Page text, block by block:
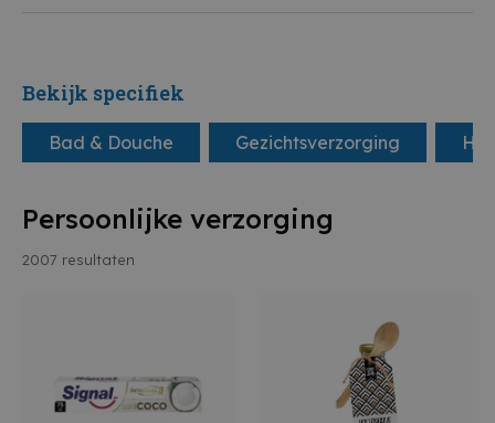
Bekijk specifiek
Bad & Douche Gezichtsverzorging
Persoonlijke verzorging
2007 resultaten